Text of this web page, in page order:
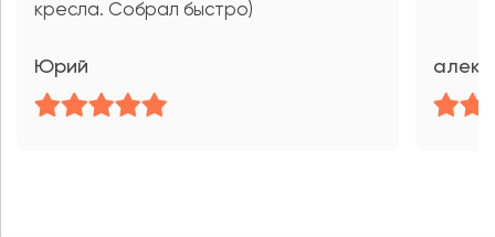
кресла. Собрал быстро)
Юрий